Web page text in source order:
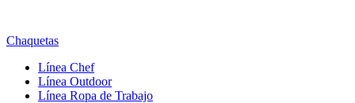
Chaquetas
Línea Chef
Línea Outdoor
Línea Ropa de Trabajo